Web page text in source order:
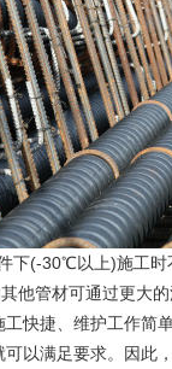
(-30℃以上)施工时
管材可通过更大
捷、维护工作简
以满足要求。因